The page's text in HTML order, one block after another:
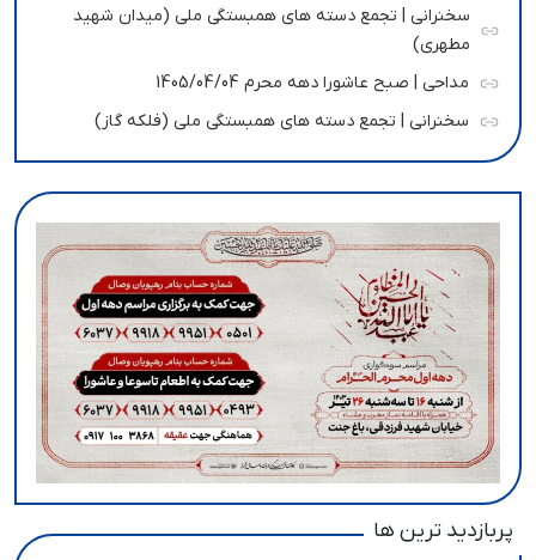
سخنرانی | تجمع دسته های همبستگی ملی (میدان شهید
مطهری)
مداحی | صبح عاشورا دهه محرم 1405/04/04
سخنرانی | تجمع دسته های همبستگی ملی (فلکه گاز)
پربازدید ترین ها